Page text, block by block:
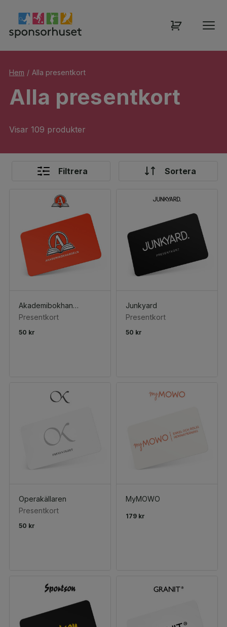
Hem / Alla presentkort
Alla presentkort
Visar 109 produkter
Filtrera Sortera
Akademibokhandeln
Presentkort
50 kr
Junkyard
Presentkort
50 kr
Operakällaren
Presentkort
50 kr
MyMOWO
179 kr